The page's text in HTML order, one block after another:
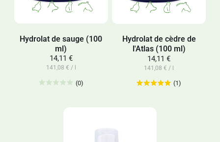
Hydrolat de sauge (100
ml)
14,11 €
141,08 € / l
(0)
Hydrolat de cèdre de
l'Atlas (100 ml)
14,11 €
141,08 € / l
(1)